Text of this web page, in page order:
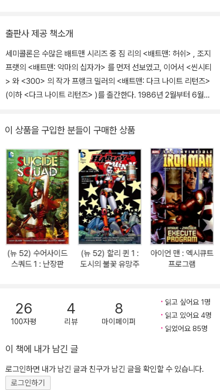
또한 복잡한 스토리와 진지한 주제 의식, 독특한 연출 기법으로 그때
겔만의 <쥐> , 같은 해 출간된 앨런 무어의 <왓치맨> 과 함께 만화를
문학의 경지로 끌어올렸다고 인정받고 있다. 우리나라에는 20년을
훌쩍 넘겨 뒤늦게 도착했지만, 세월의 간격이 무색하게도 전혀 녹슬
지 않은 힘을 발휘하고 있다.
출판사 제공 책소개
세미콜론은 수많은 배트맨 시리즈 중 짐 리의 <배트맨: 허쉬> , 조지
프랫의 <배트맨: 악마의 십자가> 를 먼저 선보였고, 이어서 <씬시티
> 와 <300> 의 작가 프랭크 밀러의 <배트맨: 다크 나이트 리턴즈>
(이하 <다크 나이트 리턴즈> )를 출간한다. 1986년 2월부터 6월까
진면목을 가장 잘 보여주는 작품으로 인정받으며, 한국의 배트맨 마
니아들 사이에서도 가장 읽고 싶은 배트맨 만화로 손꼽혀왔다. 어둡
지만 매혹적인 히어로, 배트맨의 탄생 배트맨, 본명은 브루스 웨인. 고
담 시 제일의 대부호이자 자선사업가지만, 그것은 겉모습에 불과하
다. 그의 참모습은 고담 시의 밤거리를 누비며 어둠 속에 기생하는 범
죄자들을 소탕하는 히어로 ‘배트맨’이다. 어린 시절 권총 강도의 손에
부모를 잃은 브루스는 일생을 범죄와의 전쟁에 바치기로 맹세하고 스
스로를 극한까지 단련하여 고담 시의 평화를 지키는 복수귀로 거듭난
다. 다년간의 수행으로 익힌 무술 실력과 부모의 유산을 이용하여 개
발한 과학 장비를 총동원하여 범죄와 싸우는 그는, 뛰어난 추리력과
레오나르도 다빈치가 스케치 한 박쥐 날개 모양의 탈 것, 박쥐가 등장
하는 공포 영화 등 여러 가지 요소에서 모티브를 얻어 구상한 캐릭터
를 스토리 작가인 빌 핑거와 함께 완성시켰고, 1939년 《디텍티브 코
의 만화 시리즈로 독립하였고, 시리즈 최악의 미치광이 범죄자 조커
역시 1940년 《배트맨》 1호로 데뷔한다. 여기에 계속해서 새로운 캐
릭터와 악당이 추가되면서 미국 만화 특유의 복잡하고 방대한 세계를
이 상품을 구입한 분들이 구매한 상품
(뉴 52) 수어사이드
스쿼드 1 : 난장판
(뉴 52) 할리 퀸 1 :
도시의 불꽃 유망주
아이언 맨 : 엑시큐트
프로그램
26
100자평
4
리뷰
8
마이페이퍼
읽고 싶어요 1명
읽고 있어요 4명
읽었어요 85명
이 책에 내가 남긴 글
로그인하면 내가 남긴 글과 친구가 남긴 글을 확인할 수 있습니다.
로그인하기